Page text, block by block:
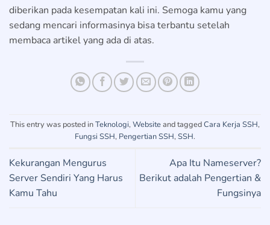
diberikan pada kesempatan kali ini. Semoga kamu yang
sedang mencari informasinya bisa terbantu setelah
membaca artikel yang ada di atas.
This entry was posted inTeknologi, Websiteand taggedCara Kerja SSH,
Fungsi SSH, Pengertian SSH, SSH.
Kekurangan Mengurus
Server Sendiri Yang Harus
Kamu Tahu
Apa Itu Nameserver?
Berikut adalah Pengertian &
Fungsinya